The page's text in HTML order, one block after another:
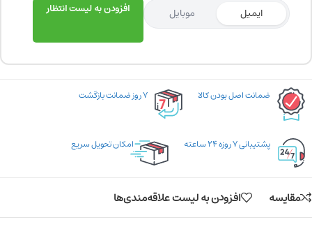
ایمیل موبایل افزودن به لیست انتظار
ضمانت اصل بودن کالا ۷ روز ضمانت بازگشت
پشتیبانی ۷ روزه ۲۴ ساعته امکان تحویل سریع
مقایسه افزودن به لیست علاقه‌مندی‌ها